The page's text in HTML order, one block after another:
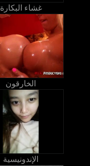
غشاء البكارة
الخارقون
الإندونيسية